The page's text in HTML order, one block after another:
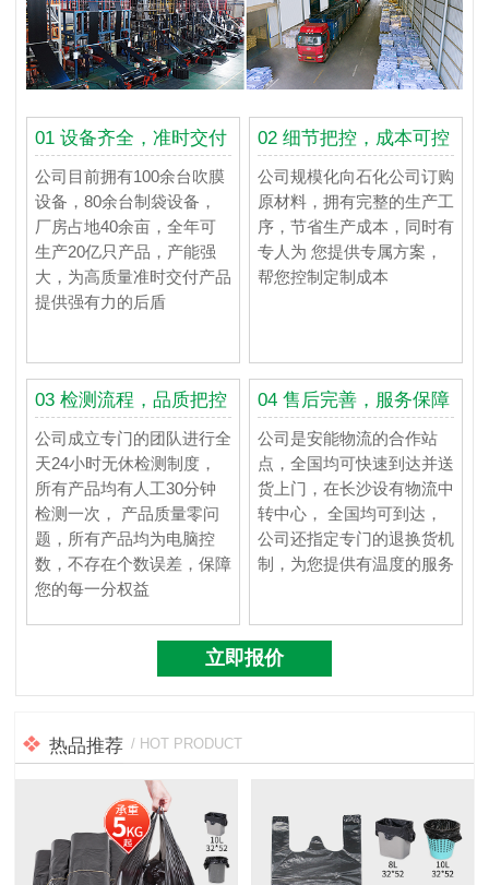
01 设备齐全，准时交付
公司目前拥有100余台吹膜
设备，80余台制袋设备，
厂房占地40余亩，全年可
生产20亿只产品，产能强
大，为高质量准时交付产品
提供强有力的后盾
02 细节把控，成本可控
公司规模化向石化公司订购
原材料，拥有完整的生产工
序，节省生产成本，同时有
专人为 您提供专属方案，
帮您控制定制成本
03 检测流程，品质把控
公司成立专门的团队进行全
天24小时无休检测制度，
所有产品均有人工30分钟
检测一次， 产品质量零问
题，所有产品均为电脑控
数，不存在个数误差，保障
您的每一分权益
04 售后完善，服务保障
公司是安能物流的合作站
点，全国均可快速到达并送
货上门，在长沙设有物流中
转中心， 全国均可到达，
公司还指定专门的退换货机
制，为您提供有温度的服务
立即报价
热品推荐 / HOT PRODUCT